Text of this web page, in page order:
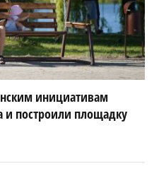
инициативам
и построили площадку